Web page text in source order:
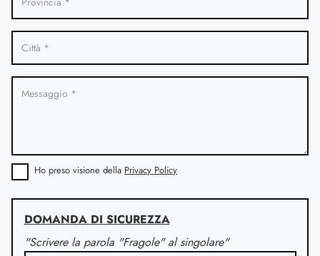
Ho preso visione della Privacy Policy
DOMANDA DI SICUREZZA
"Scrivere la parola "Fragole" al singolare"